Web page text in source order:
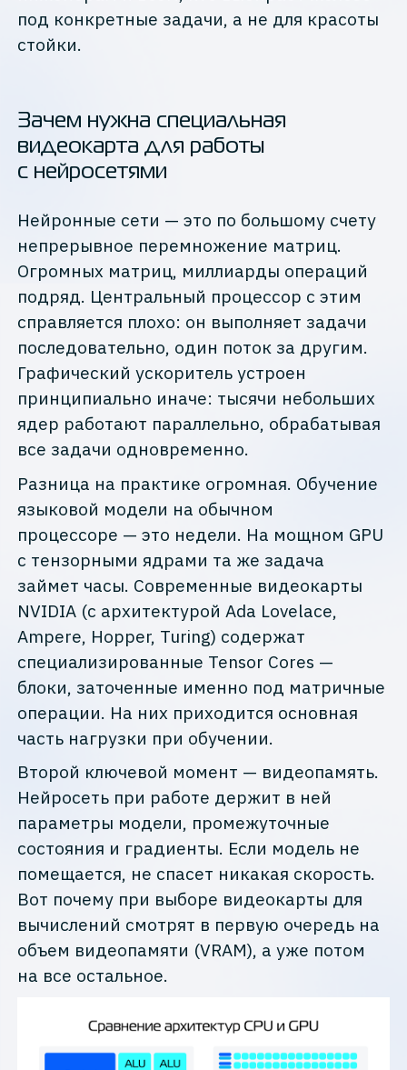
под конкретные задачи, а не для красоты
стойки.
Зачем нужна специальная
видеокарта для работы
с нейросетями
Нейронные сети — это по большому счету
непрерывное перемножение матриц.
Огромных матриц, миллиарды операций
подряд. Центральный процессор с этим
справляется плохо: он выполняет задачи
последовательно, один поток за другим.
Графический ускоритель устроен
принципиально иначе: тысячи небольших
ядер работают параллельно, обрабатывая
все задачи одновременно.
Разница на практике огромная. Обучение
языковой модели на обычном
процессоре — это недели. На мощном GPU
с тензорными ядрами та же задача
займет часы. Современные видеокарты
NVIDIA (с архитектурой Ada Lovelace,
Ampere, Hopper, Turing) содержат
специализированные Tensor Cores —
блоки, заточенные именно под матричные
операции. На них приходится основная
часть нагрузки при обучении.
Второй ключевой момент — видеопамять.
Нейросеть при работе держит в ней
параметры модели, промежуточные
состояния и градиенты. Если модель не
помещается, не спасет никакая скорость.
Вот почему при выборе видеокарты для
вычислений смотрят в первую очередь на
объем видеопамяти (VRAM), а уже потом
на все остальное.